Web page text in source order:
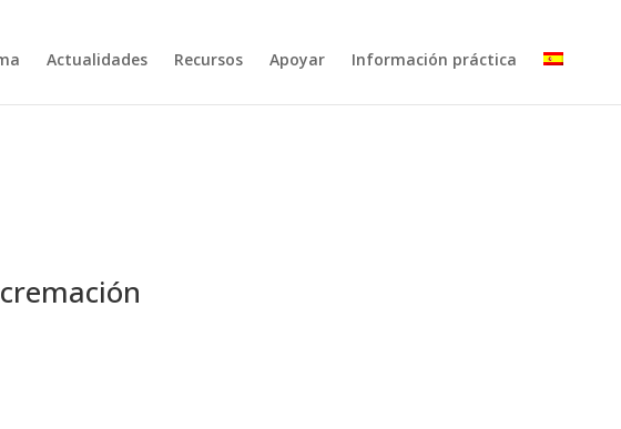
Actualidades Recursos Apoyar Información práctica